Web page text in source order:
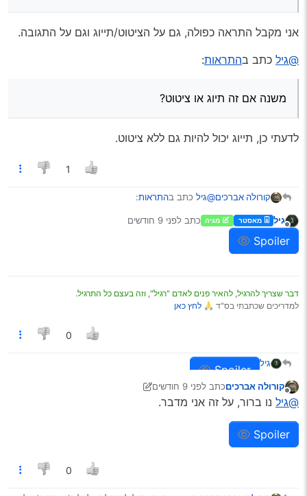
אני מקבל התראה כפולה, גם על הציטוט/תייוג וגם על התגובה.
@גיל כתב בהתראות:
משנה אם זה תיוג או ציטוט?
לדעתי כן, תייוג יכול להיות גם ללא ציטוט.
1
קורולה אברכים@גיל כתב בהתראות:
@גילכתב בהתראות:
ממילא בציטוט יש תיוג ואז ההתראה היא “פלוני
אני מקבל התראה כפולה, גם על הציטוט/תייוג וגם על
התגובה.
@גילכתב בהתראות
מנותק
גיל מאסטר מגיה כתבלפני 9 חודשים
נערך לאחרונה על ידי
Spoiler
דבר שצריך להרגיל, להאיר פנים לאדם "רגיל", וזה בעצם כל התרגיל.
למדריכים שכתבתי בס"ד 🙏 לחץ כאן
0
גיל Spoiler
מנותק
קורולה אברכיםכתב לפני 9 חודשים
נערך לאחרונה על ידי קורולה אברכים
@גיל נו ברור, על זה אני מדבר.
Spoiler
0